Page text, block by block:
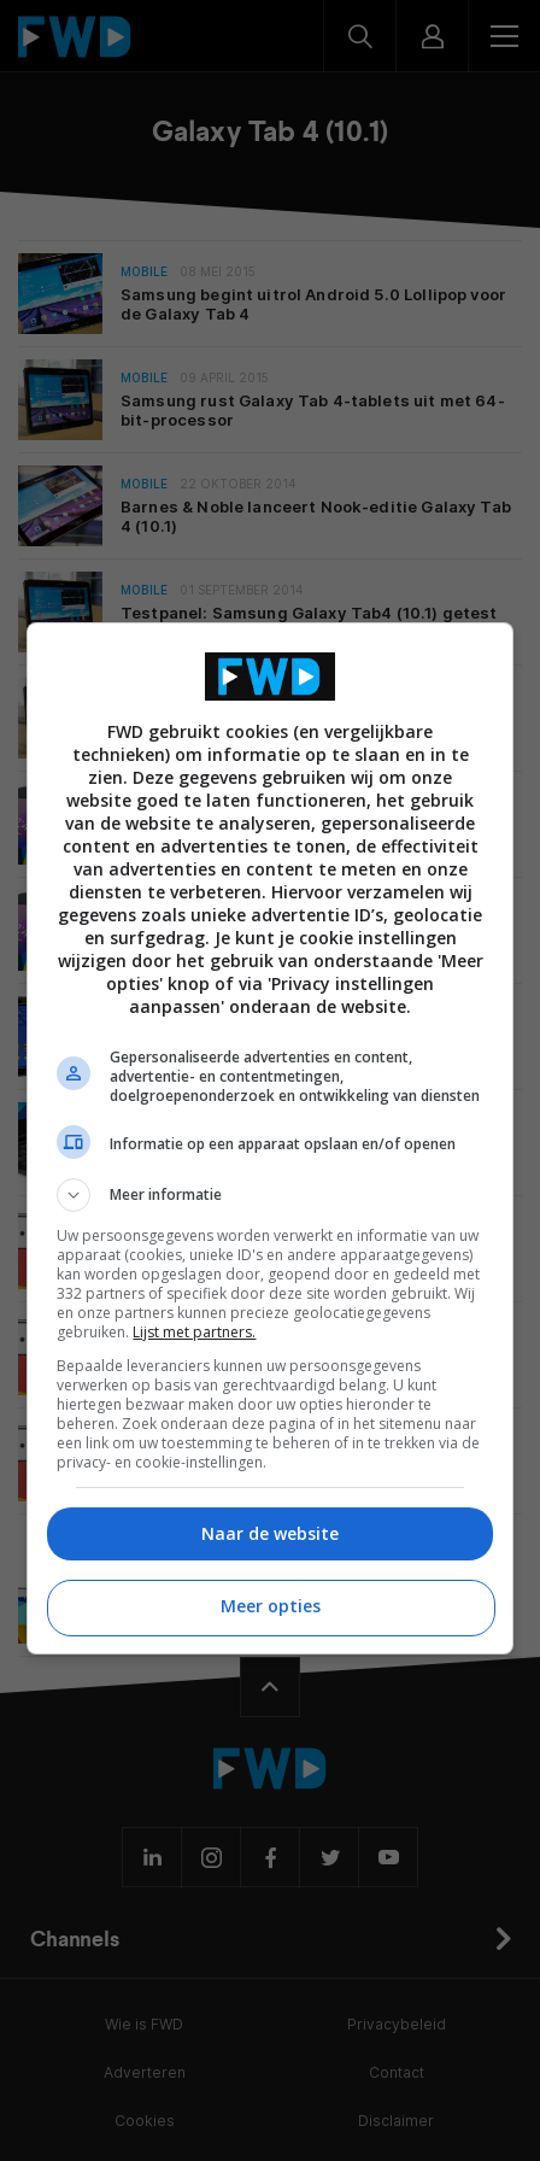
Galaxy Tab 4 (10.1)
MOBILE 08 MEI 2015
Samsung begint uitrol Android 5.0 Lollipop voor
de Galaxy Tab 4
MOBILE 09 APRIL 2015
Samsung rust Galaxy Tab 4-tablets uit met 64-
bit-processor
MOBILE 22 OKTOBER 2014
Barnes & Noble lanceert Nook-editie Galaxy Tab
4 (10.1)
MOBILE 01 SEPTEMBER 2014
Testpanel: Samsung Galaxy Tab4 (10.1) getest
25 AUGUSTUS 2014
MOBILE 05 AUGUSTUS 2014
Samsung Galaxy Tab4 testpanel: de deelnemers
01 AUGUSTUS 2014
Test en win een Samsung Galaxy Tab4 (10.1)
MOBILE 16 MEI 2014
het onderwijs
Logitech lanceert Ultrathin Keyboard Folio voor
24 APRIL 2014
Samsung Galaxy Tab 4 (10.1) te koop in
Nederland voor 349 euro
MOBILE 02 APRIL 2014
Prijs en beschikbaarheid Samsung Galaxy Tab 4
tablets bekend
MOBILE 01 APRIL 2014
Samsung lanceert nieuwe Galaxy Tab 4 tablets
MOBILE 29 MAART 2014
Afbeelding Samsung Galaxy Tab 4 (10.1)
Channels
Wie is FWD Privacybeleid
Adverteren Contact
Cookies Disclaimer
FWD gebruikt cookies (en vergelijkbare
technieken) om informatie op te slaan en in te
zien. Deze gegevens gebruiken wij om onze
website goed te laten functioneren, het gebruik
van de website te analyseren, gepersonaliseerde
content en advertenties te tonen, de effectiviteit
van advertenties en content te meten en onze
diensten te verbeteren. Hiervoor verzamelen wij
gegevens zoals unieke advertentie ID’s, geolocatie
en surfgedrag. Je kunt je cookie instellingen
wijzigen door het gebruik van onderstaande 'Meer
opties' knop of via 'Privacy instellingen
aanpassen' onderaan de website.
Gepersonaliseerde advertenties en content,
advertentie- en contentmetingen,
doelgroepenonderzoek en ontwikkeling van diensten
Informatie op een apparaat opslaan en/of openen
Meer informatie
Uw persoonsgegevens worden verwerkt en informatie van uw
apparaat (cookies, unieke ID's en andere apparaatgegevens)
kan worden opgeslagen door, geopend door en gedeeld met
332 partners of specifiek door deze site worden gebruikt. Wij
en onze partners kunnen precieze geolocatiegegevens
gebruiken. Lijst met partners.
Bepaalde leveranciers kunnen uw persoonsgegevens
verwerken op basis van gerechtvaardigd belang. U kunt
hiertegen bezwaar maken door uw opties hieronder te
beheren. Zoek onderaan deze pagina of in het sitemenu naar
een link om uw toestemming te beheren of in te trekken via de
privacy- en cookie-instellingen.
Naar de website
Meer opties